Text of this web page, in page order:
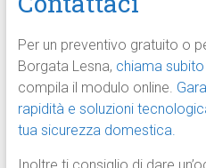
Per un preventivo gratuito o
Borgata Lesna, chiama subito
compila il modulo online.
rapidità e soluzioni
tua sicurezza domestica.